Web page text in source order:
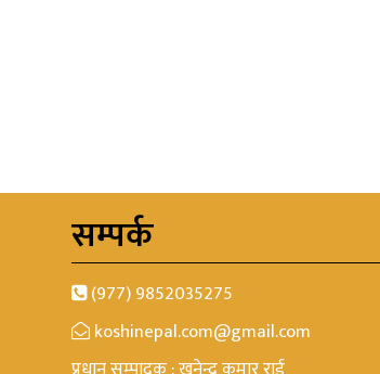
सम्पर्क
(977) 9852035275
koshinepal.com@gmail.com